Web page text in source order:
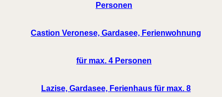
Personen
Castion Veronese, Gardasee, Ferienwohnung
für max. 4 Personen
Lazise, Gardasee, Ferienhaus für max. 8